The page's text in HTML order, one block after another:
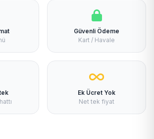
Güvenli Ödeme
Kart / Havale
Ek Ücret Yok
Net tek fiyat